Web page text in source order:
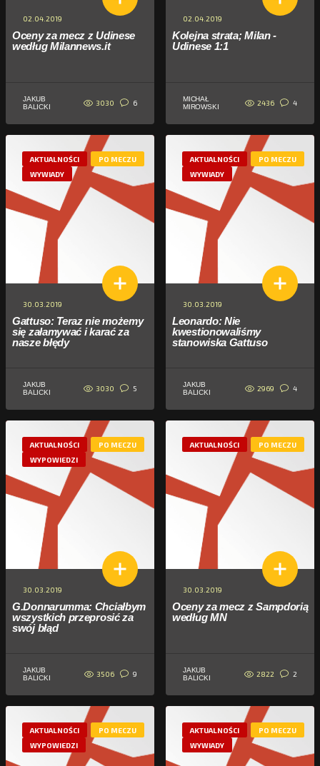
02.04.2019
Oceny za mecz z Udinese
według Milannews.it
JAKUB
BALICKI
3030 6
02.04.2019
Kolejna strata; Milan -
Udinese 1:1
MICHAŁ
MIROWSKI
2436 4
AKTUALNOŚCI
PO MECZU
WYWIADY
30.03.2019
Gattuso: Teraz nie możemy
się załamywać i karać za
nasze błędy
JAKUB
BALICKI
3030 5
AKTUALNOŚCI
PO MECZU
WYWIADY
30.03.2019
Leonardo: Nie
kwestionowaliśmy
stanowiska Gattuso
JAKUB
BALICKI
2969 4
AKTUALNOŚCI
PO MECZU
WYPOWIEDZI
30.03.2019
G.Donnarumma: Chciałbym
wszystkich przeprosić za
swój błąd
JAKUB
BALICKI
3506 9
AKTUALNOŚCI PO MECZU
30.03.2019
Oceny za mecz z Sampdorią
według MN
JAKUB
BALICKI
2822 2
AKTUALNOŚCI
PO MECZU
WYPOWIEDZI
AKTUALNOŚCI
PO MECZU
WYWIADY